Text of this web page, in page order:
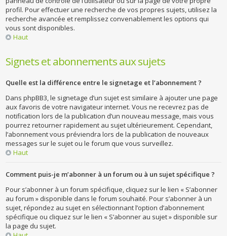
profil. Pour effectuer une recherche de vos propres sujets, utilisez la
recherche avancée et remplissez convenablement les options qui
vous sont disponibles.
Haut
Signets et abonnements aux sujets
Quelle est la différence entre le signetage et l’abonnement ?
Dans phpBB3, le signetage d’un sujet est similaire à ajouter une page
aux favoris de votre navigateur internet. Vous ne recevrez pas de
notification lors de la publication d’un nouveau message, mais vous
pourrez retourner rapidement au sujet ultérieurement. Cependant,
l’abonnement vous préviendra lors de la publication de nouveaux
messages sur le sujet ou le forum que vous surveillez.
Haut
Comment puis-je m’abonner à un forum ou à un sujet spécifique ?
Pour s’abonner à un forum spécifique, cliquez sur le lien « S’abonner
au forum » disponible dans le forum souhaité. Pour s’abonner à un
sujet, répondez au sujet en sélectionnant l’option d’abonnement
spécifique ou cliquez sur le lien « S’abonner au sujet » disponible sur
la page du sujet.